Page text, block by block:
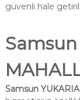
güvenli hale
Samsun
Samsun